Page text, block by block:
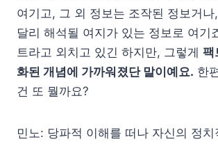
여기고, 그 외 정보는 조작된 정보거
달리 해석될 여지가 있는 정보로 여기
트라고 외치고 있긴 하지만, 그렇게 팩
화된 개념에 가까워졌단 말이예요. 한
건 또 뭘까요?
민노: 당파적 이해를 떠나 자신의 정